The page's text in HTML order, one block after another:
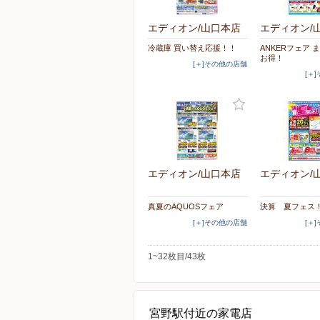
エディオン/山口本店
冷蔵庫 買い替え応援！！
[＋]その他の店舗
エディオン/
ANKERフェア
お得！
[＋]
エディオン/山口本店
真夏のAQUOSフェア
[＋]その他の店舗
エディオン/
決算 夏フェス
[＋]
1~32枚目/43枚
宮野駅付近の家電店